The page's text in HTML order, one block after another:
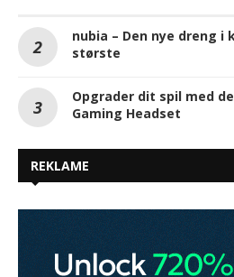
nubia – Den nye dreng i
største
Opgrader dit spil med
Gaming Headset
REKLAME